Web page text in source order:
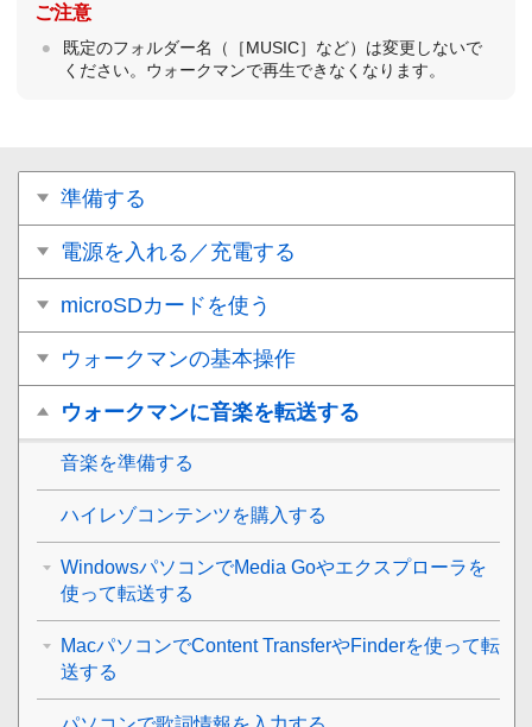
ご注意
既定のフォルダー名（［MUSIC］など）は変更しないで
ください。ウォークマンで再生できなくなります。
準備する
電源を入れる／充電する
microSDカードを使う
ウォークマンの基本操作
ウォークマンに音楽を転送する
音楽を準備する
ハイレゾコンテンツを購入する
WindowsパソコンでMedia Goやエクスプローラを
使って転送する
MacパソコンでContent TransferやFinderを使って転
送する